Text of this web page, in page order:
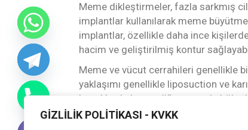
GİZLİLİK POLİTİKASI - KVKK
Meme dikleştirmeler, fazla sarkmış
implantlar kullanılarak meme
implantlar, özellikle daha ince
hacim ve geliştirilmiş kontur
Meme ve vücut cerrahileri genellikle
yaklaşımı genellikle liposuction ve
bacaklar, kalça ve diğer sorunlu
etmek için sıkça kullanılır. Estetik